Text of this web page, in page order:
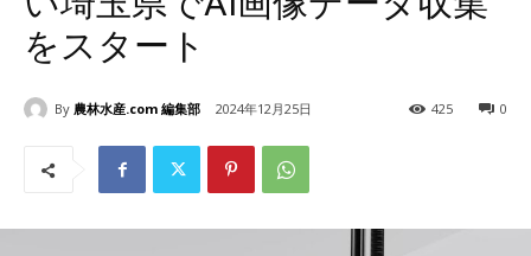
をスタート
By 農林水産.com 編集部 2024年12月25日 0
425